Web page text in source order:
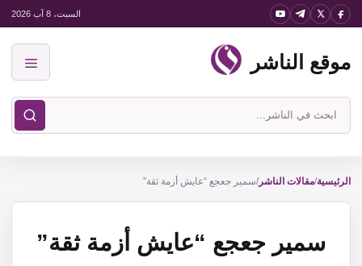
انتقل
المحتوى
السبت، 8 آب 2026
موقع الناشر
ابحث
في
الناشر
الرئيسية/مقالات الناشر/سمير جعجع “عايش أزمة ثقة”
سمير جعجع “عايش أزمة ثقة”